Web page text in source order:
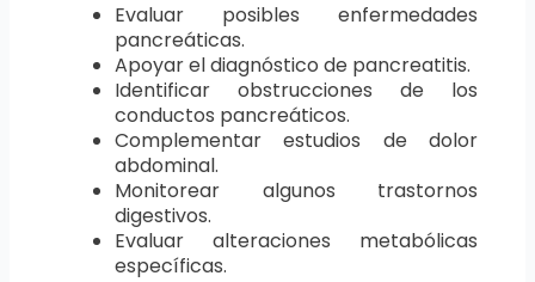
Evaluar posibles enfermedades
pancreáticas.
Apoyar el diagnóstico de pancreatitis.
Identificar obstrucciones de los
conductos pancreáticos.
Complementar estudios de dolor
abdominal.
Monitorear algunos trastornos
digestivos.
Evaluar alteraciones metabólicas
específicas.